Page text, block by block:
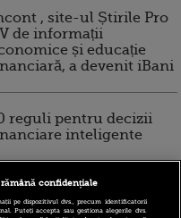
, site-ul Știrile Pro
de informații
și educație
a devenit iBani
reguli pentru decizii
inteligente
rămână confidențiale
pe dispozitivul dvs., precum identificatorii
Puteți accepta sau gestiona alegerile dvs.